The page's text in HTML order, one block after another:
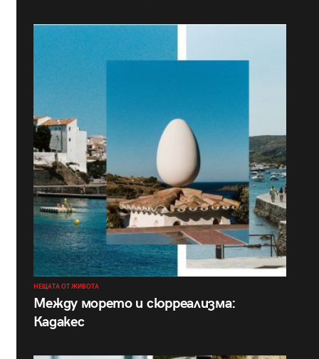
НЕЩАТА ОТ ЖИВОТА
Между морето и сюрреализма:
Кадакес